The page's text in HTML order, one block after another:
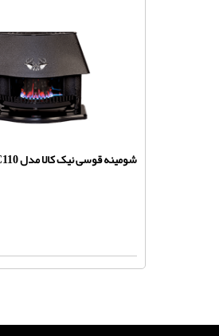
شومینه قوسی نیک کالا مدل MC110